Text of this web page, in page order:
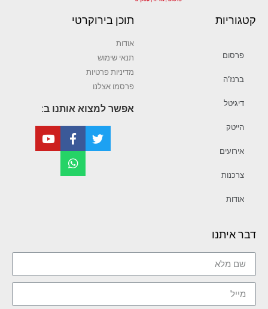
קטגוריות
פרסום
ברנז’ה
דיגיטל
הייטק
אירועים
צרכנות
אודות
תוכן בירוקרטי
אודות
תנאי שימוש
מדיניות פרטיות
פרסמו אצלנו
אפשר למצוא אותנו ב:
דבר איתנו